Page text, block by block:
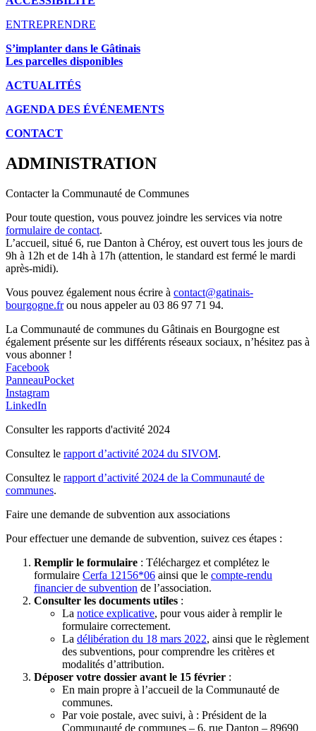
ENTREPRENDRE
S’implanter dans le Gâtinais
Les parcelles disponibles
ACTUALITÉS
AGENDA DES ÉVÉNEMENTS
CONTACT
ADMINISTRATION
Contacter la Communauté de Communes
Pour toute question, vous pouvez joindre les services via notre
formulaire de contact.
L’accueil, situé 6, rue Danton à Chéroy, est ouvert tous les jours de
9h à 12h et de 14h à 17h (attention, le standard est fermé le mardi
après-midi).
Vous pouvez également nous écrire à contact@gatinais-
bourgogne.frou nous appeler au 03 86 97 71 94.
La Communauté de communes du Gâtinais en Bourgogne est
également présente sur les différents réseaux sociaux, n’hésitez pas à
vous abonner !
Facebook
PanneauPocket
Instagram
LinkedIn
Consulter les rapports d'activité 2024
Consultez le rapport d’activité 2024 du SIVOM.
Consultez le rapport d’activité 2024 de la Communauté de
communes.
Faire une demande de subvention aux associations
Pour effectuer une demande de subvention, suivez ces étapes :
Remplir le formulaire : Téléchargez et complétez le
formulaire Cerfa 12156*06 ainsi que le compte-rendu
financier de subvention de l’association.
Consulter les documents utiles :
La notice explicative, pour vous aider à remplir le
formulaire correctement.
La délibération du 18 mars 2022, ainsi que le règlement
des subventions, pour comprendre les critères et
modalités d’attribution.
Déposer votre dossier avant le 15 février :
En main propre à l’accueil de la Communauté de
communes.
Par voie postale, avec suivi, à : Président de la
Communauté de communes – 6, rue Danton – 89690